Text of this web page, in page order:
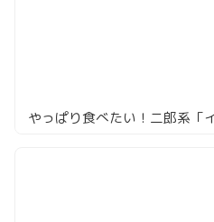
やっぱり食べたい！二郎系「